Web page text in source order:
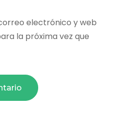
electrónico y web
la próxima vez que